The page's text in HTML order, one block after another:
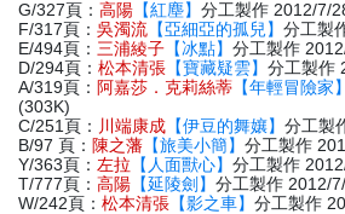
G/327頁：高陽 【紅塵】分工製作 2012/7/
F/317頁：吳濁流 【亞細亞的孤兒】分工製
E/494頁： 三浦綾子 【冰點】分工製作
D/294頁：松本清張 【寶藏疑雲】分工製作
A/319頁： 阿嘉莎．克莉絲蒂 【年輕冒險家
(303K)
C/251頁： 川端康成 【伊豆的舞孃】分工製
B/97 頁： 陳之藩 【旅美小簡】分工製作
Y/363頁： 左拉 【人面獸心】分工製作
T/777頁：高陽 【延陵劍】分工製作 2012/
W/242頁：松本清張 【影之車】分工製作